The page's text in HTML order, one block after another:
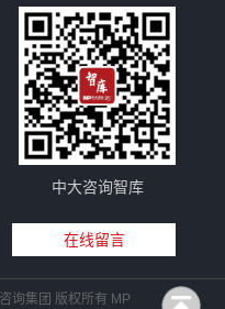
中大咨询智库
在线留言
询集团 版权所有 MP